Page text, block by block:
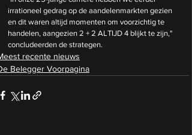
irrationeel gedrag op de aandelenmarkten gezien
en dit waren altijd momenten om voorzichtig te
handelen, aangezien 2 + 2 ALTIJD 4 blijkt te zijn,"
concludeerden de strategen.
recente nieuws
Belegger Voorpagina